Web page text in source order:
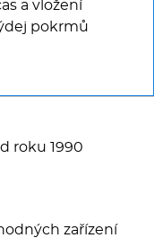
a vložení
pokrmů
roku 1990
zařízení